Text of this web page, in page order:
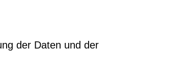
der Daten und der